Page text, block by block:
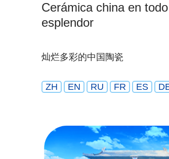
Cerámica china en
esplendor
灿烂多彩的中国陶瓷
ZH EN RU FR ES